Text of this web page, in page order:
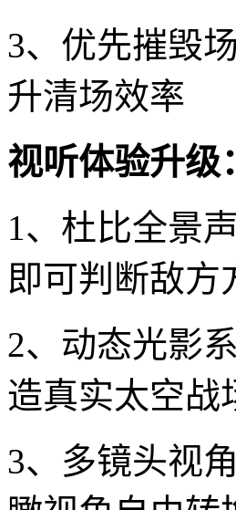
3、优先摧毁
升清场效率
视听体验升级：
1、杜比全景
即可判断敌方
2、动态光影
造真实太空战
3、多镜头视